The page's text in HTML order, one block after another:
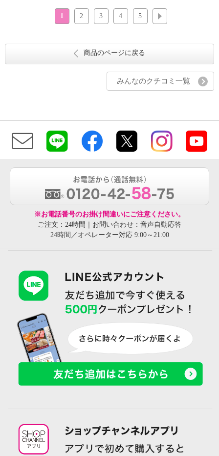
1 2 3 4 5
商品のページに戻る
みんなのクチコミ一覧
※お電話番号のお掛け間違いにご注意ください。
ご注文：24時間｜お問い合わせ：音声自動応答
24時間／オペレーター対応 9:00～21:00